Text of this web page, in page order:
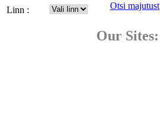
Linn :
Otsi majutust
Our Sites: